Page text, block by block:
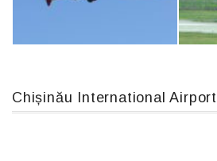
Chișinău International Airport